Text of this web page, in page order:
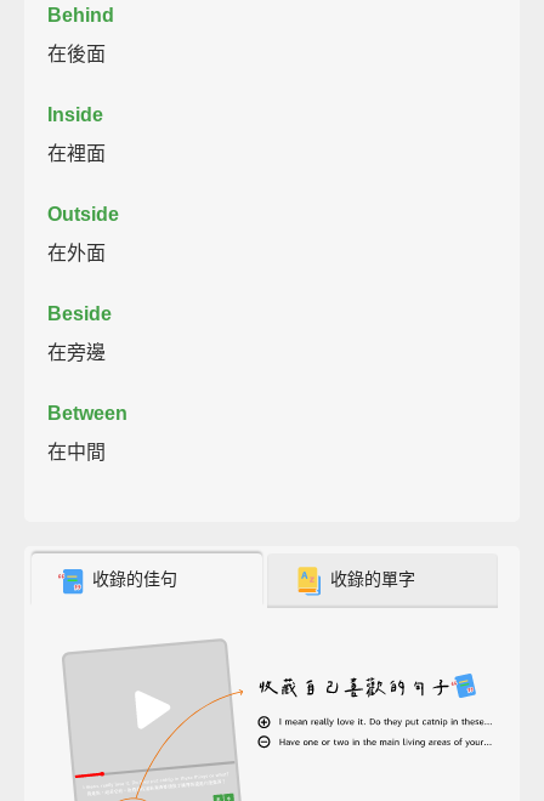
Behind
在後面
Inside
在裡面
Outside
在外面
Beside
在旁邊
Between
在中間
收錄的佳句 收錄的單字